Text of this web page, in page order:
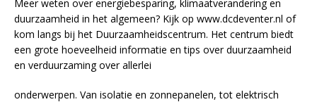
Meer weten over energiebesparing, klimaatverandering en
duurzaamheid in het algemeen? Kijk op www.dcdeventer.nl of
kom langs bij het Duurzaamheidscentrum. Het centrum biedt
een grote hoeveelheid informatie en tips over duurzaamheid
en verduurzaming over allerlei
onderwerpen. Van isolatie en zonnepanelen, tot elektrisch